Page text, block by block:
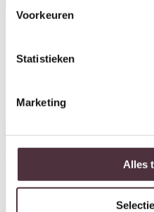
Voorkeuren
Statistieken
Marketing
Alles
1.295,00